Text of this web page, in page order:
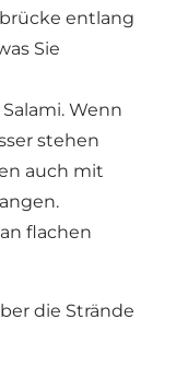
entlang
Sie
Wenn
stehen
auch mit
flachen
die Strände